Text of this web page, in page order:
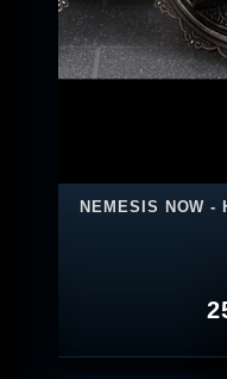
NEMESIS NOW -